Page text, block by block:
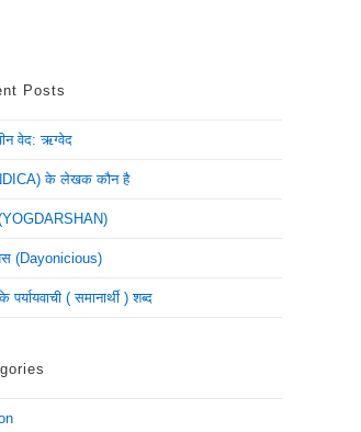
Posts
वेद: ऋग्वेद
के लेखक कौन है
(YOGDARSHAN)
(dayonicious)
( समानार्थी ) शब्द